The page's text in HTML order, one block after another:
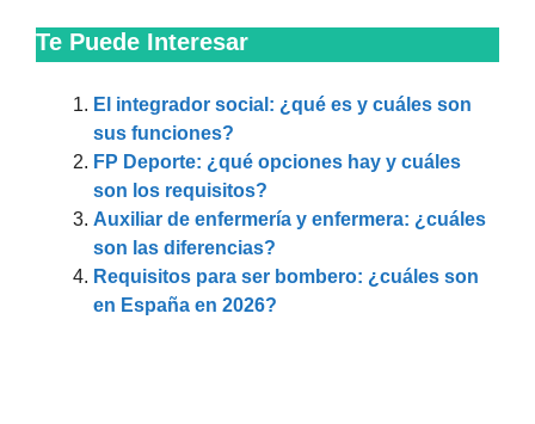
Te Puede Interesar
El integrador social: ¿qué es y cuáles son
sus funciones?
FP Deporte: ¿qué opciones hay y cuáles
son los requisitos?
Auxiliar de enfermería y enfermera: ¿cuáles
son las diferencias?
Requisitos para ser bombero: ¿cuáles son
en España en 2026?